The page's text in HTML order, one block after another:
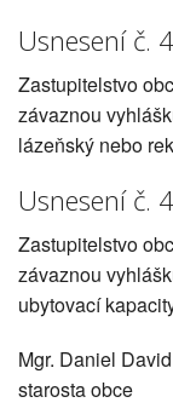
Usnesení č.
Zastupitelstvo
závaznou
lázeňský nebo
Usnesení č.
Zastupitelstvo
závaznou
ubytovací
Mgr. Daniel David
starosta obce